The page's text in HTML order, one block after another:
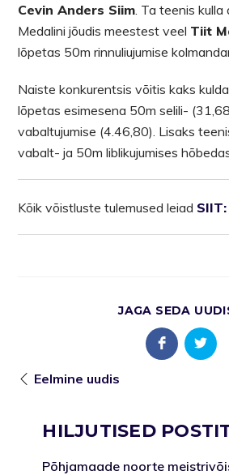
Cevin Anders Siim . Ta teenis
Medalini jõudis meestest veel Tiit
lõpetas 50m rinnuliujumise
Naiste konkurentsis võitis kaks kulda
lõpetas esimesena 50m selili-
vabaltujumise (4.46,80). Lisaks
vabalt- ja 50m liblikujumises
Kõik võistluste tulemused leiad SIIT:
JAGA SEDA
Eelmine uudis
HILJUTISED
Põhjamaade noorte